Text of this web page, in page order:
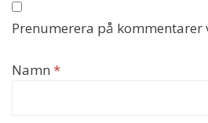
Prenumerera på kommentarer
Namn *